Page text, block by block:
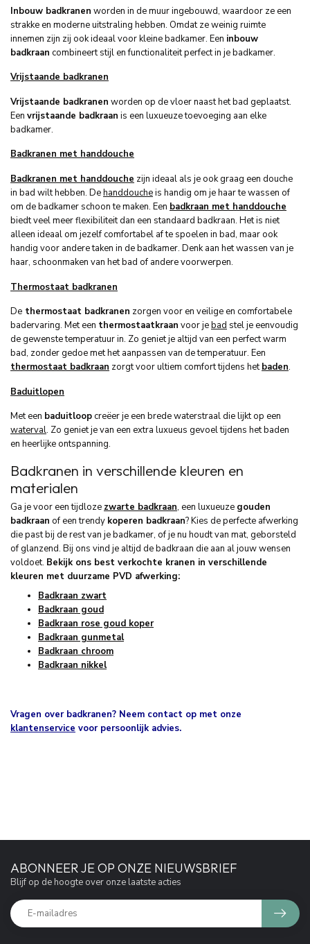
Inbouw badkranen worden in de muur ingebouwd, waardoor ze een
strakke en moderne uitstraling hebben. Omdat ze weinig ruimte
innemen zijn zij ook ideaal voor kleine badkamer. Een inbouw
badkraan combineert stijl en functionaliteit perfect in je badkamer.
Vrijstaande badkranen
Vrijstaande badkranen worden op de vloer naast het bad geplaatst.
Een vrijstaande badkraan is een luxueuze toevoeging aan elke
badkamer.
Badkranen met handdouche
Badkranen met handdouche zijn ideaal als je ook graag een douche
in bad wilt hebben. Dehanddoucheis handig om je haar te wassen of
om de badkamer schoon te maken. Een badkraan met handdouche
biedt veel meer flexibiliteit dan een standaard badkraan. Het is niet
alleen ideaal om jezelf comfortabel af te spoelen in bad, maar ook
handig voor andere taken in de badkamer. Denk aan het wassen van je
haar, schoonmaken van het bad of andere voorwerpen.
Thermostaat badkranen
De thermostaat badkranen zorgen voor en veilige en comfortabele
badervaring. Met een thermostaatkraan voor jebad stel je eenvoudig
de gewenste temperatuur in. Zo geniet je altijd van een perfect warm
bad, zonder gedoe met het aanpassen van de temperatuur. Een
thermostaat badkraan zorgt voor ultiem comfort tijdens hetbaden.
Baduitlopen
Met een baduitloopcreëer je een brede waterstraal die lijkt op een
waterval. Zo geniet je van een extra luxueus gevoel tijdens het baden
en heerlijke ontspanning.
Badkranen in verschillende kleuren en
materialen
Ga je voor een tijdloze zwarte badkraan, een luxueuze gouden
badkraan of een trendy koperen badkraan? Kies de perfecte afwerking
die past bij de rest van je badkamer, of je nu houdt van mat, geborsteld
of glanzend. Bij ons vind je altijd de badkraan die aan al jouw wensen
voldoet. Bekijk ons best verkochte kranen in verschillende
kleuren met duurzame PVD afwerking:
Badkraan zwart
Badkraan goud
Badkraan rose goud koper
Badkraan gunmetal
Badkraan chroom
Badkraan nikkel
Vragen over badkranen? Neem contact op met onze
klantenservice voor persoonlijk advies.
ABONNEER JE OP ONZE NIEUWSBRIEF
Blijf op de hoogte over onze laatste acties